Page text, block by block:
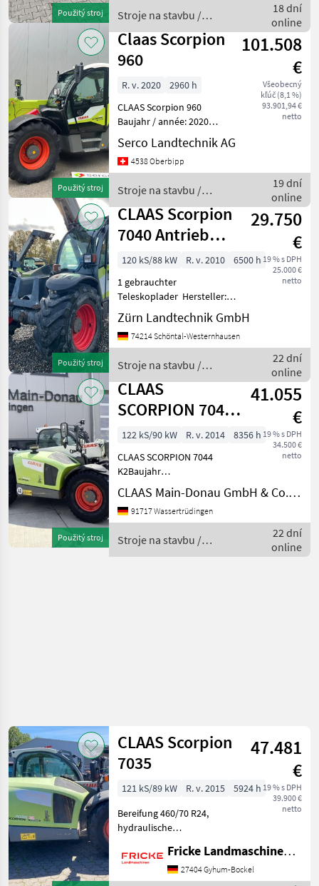
Použitý stroj
Schaufelrückstellung Luftsi
Stroje na stavbu /
Claas
18 dní
online
Použitý stroj
Claas Scorpion
960
101.508
€
Všeobecný
kľúč (8,1 %)
93.901,94 €
netto
R. v. 2020
2960 h
CLAAS Scorpion 960
Baujahr / année: 2020
Stunden / heures: 2960 MFK
/ Expertise: 03.12.2025 -
Tablier Scorpion à
Angle de bennage
Serco Landtechnik AG
4538 Oberbipp
Stroje na stavbu /
Claas
19 dní
online
Použitý stroj
CLAAS Scorpion
7040 Antrieb
defekt
29.750
€
19 % s DPH
25.000 €
netto
120 kS/88 kW R. v. 2010
6500 h
1 gebrauchter
Teleskoplader Hersteller:
Claas Modell: Scorpion
7040 Varipower Baujahr:
2010 Betriebsstunden: 6360
402030409
Erfassungsnummer: 4356
Zürn Landtechnik GmbH
74214 Schöntal-Westernhausen
Stroje na stavbu /
Claas
22 dní
online
Použitý stroj
CLAAS
SCORPION 7044
K2
41.055
€
19 % s DPH
34.500 €
netto
122 kS/90 kW R. v. 2014
8356 h
CLAAS SCORPION 7044
K2Baujahr
2014Betriebsstunden
8.656Steckdose Front, 4-
poligSteckdose Heck, 7-
automatischSpiegel mit
HalterungLoad-Sensing m
CLAAS Main-Donau GmbH & Co. KG, Wassertrüdingen
91717 Wassertrüdingen
Stroje na stavbu /
Claas
22 dní
online
CLAAS Scorpion
7035
47.481
€
19 % s DPH
39.900 €
netto
121 kS/89 kW R. v. 2015
5924 h
Bereifung 460/70 R24,
hydraulische
Steuerkreis, automatische
Anhängekupplung, 1x DW
Fricke Landmaschinen GmbH
27404 Gyhum-Bockel